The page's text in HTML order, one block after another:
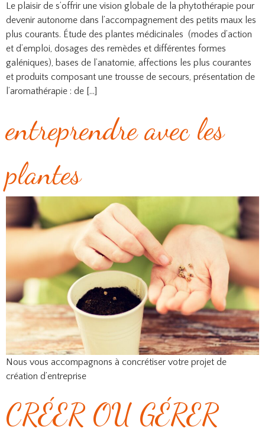
Le plaisir de s’offrir une vision globale de la phytothérapie pour
devenir autonome dans l’accompagnement des petits maux les
plus courants. Étude des plantes médicinales (modes d’action
et d’emploi, dosages des remèdes et différentes formes
galéniques), bases de l’anatomie, affections les plus courantes
et produits composant une trousse de secours, présentation de
l’aromathérapie : de […]
entreprendre avec les
plantes
Nous vous accompagnons à concrétiser votre projet de
création d’entreprise
CRÉER OU GÉRER